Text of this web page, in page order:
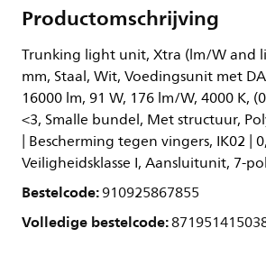
Productomschrijving
Trunking light unit, Xtra (lm/W and
mm, Staal, Wit, Voedingsunit met
16000 lm, 91 W, 176 lm/W, 4000 K,
<3, Smalle bundel, Met structuur,
| Bescherming tegen vingers, IK02 |
Veiligheidsklasse I, Aansluitunit, 7-
Bestelcode:910925867855
Volledige bestelcode: